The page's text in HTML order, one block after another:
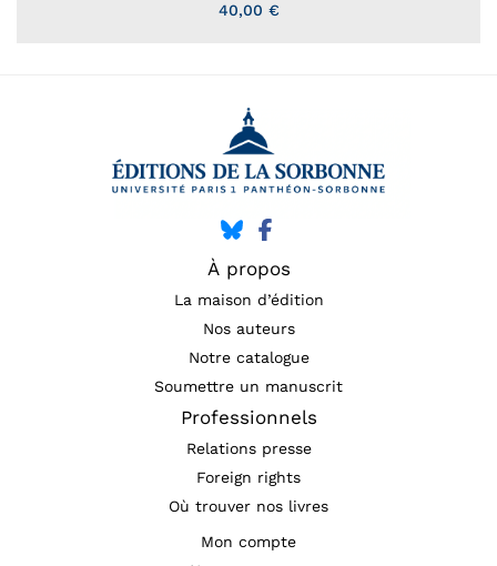
40,00 €
À propos
La maison d’édition
Nos auteurs
Notre catalogue
Soumettre un manuscrit
Professionnels
Relations presse
Foreign rights
Où trouver nos livres
Mon compte